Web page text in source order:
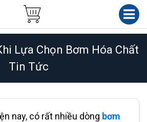
Lựa Chọn Bơm Hóa Chất
Tin Tức
nay, có rất nhiều dòng bơm